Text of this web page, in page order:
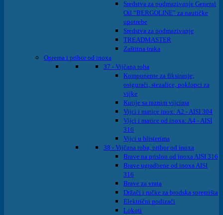
Sredstva za podmazivanje General
Oil “BERGOLINE” za nautičke
upotrebe
Sredstva za podmazivanje
TREADMASTER
Zaštitna traka
Oprema i pribor od inoxa
37 - Vijčana roba
Komponente za fiksiranje;
osigurači, stezalice, poklopci za
vijke
Kutije sa raznim vijcima
Vijci i matice inox: A2 - AISI 304
Vijci i matice od inoxa: A4 - AISI
316
Vijci u blisterima
38 - Vijčana roba, pribor od inoxa
Brave na prislon od inoxa AISI 316
Brave ugradbene od inoxa AISI
316
Brave za vrata
Držači i ručke za brodska spremišta
Električni podizači
Lokoti